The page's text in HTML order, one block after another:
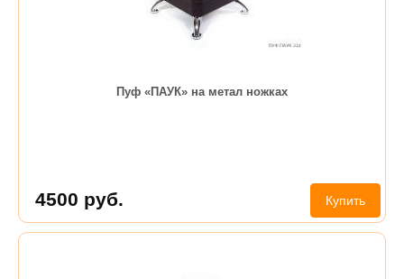
Пуф «ПАУК» на метал ножках
4500 руб. Купить